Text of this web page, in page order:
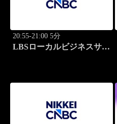
20:55-21:00 5分
LBSローカルビジネスサテ